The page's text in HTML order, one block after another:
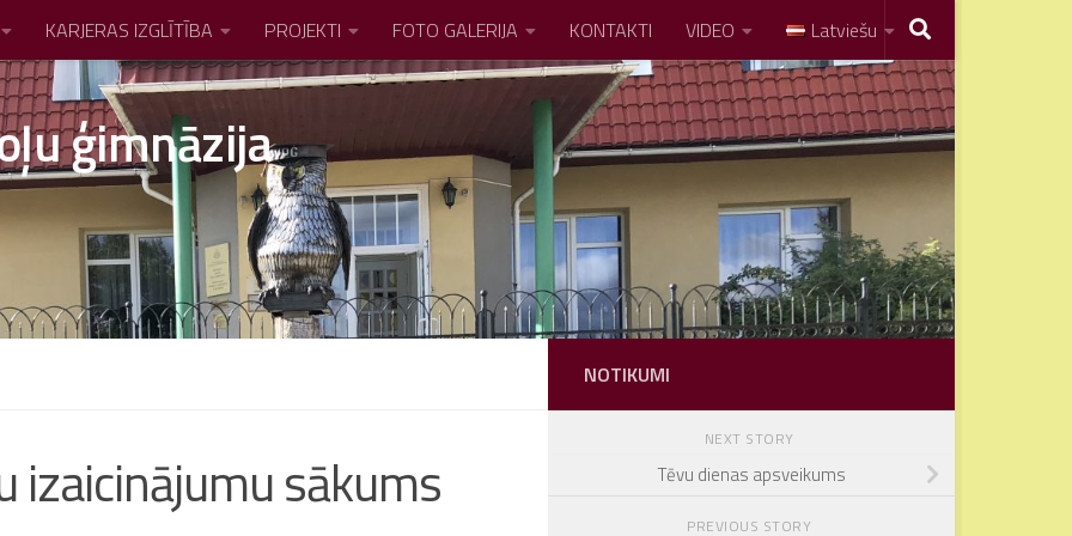
KARJERAS IZGLĪTĪBA PROJEKTI FOTO GALERIJA KONTAKTI VIDEO Latviešu
ģimnāzija
izaicinājumu sākums
NOTIKUMI
NEXT STORY
Tēvu dienas apsveikums
PREVIOUS STORY